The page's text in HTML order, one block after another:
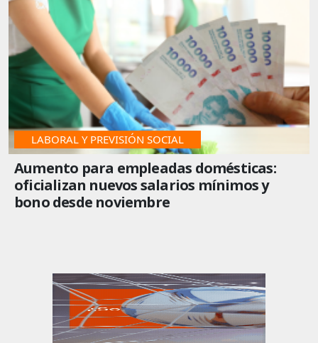
LABORAL Y PREVISIÓN SOCIAL
Aumento para empleadas domésticas:
oficializan nuevos salarios mínimos y
bono desde noviembre